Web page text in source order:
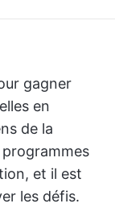
gagner
en
de la
et il est
les défis.